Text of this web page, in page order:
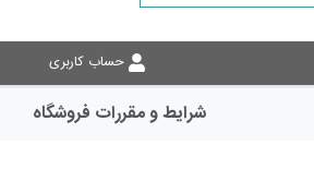
حساب کاربری
شرایط و مقررات فروشگاه